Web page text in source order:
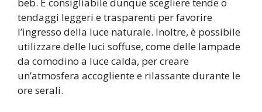
tendaggi leggeri e trasparenti per favorire
l’ingresso della luce naturale. Inoltre, è possibile
utilizzare delle luci soffuse, come delle lampade
da comodino a luce calda, per creare
un’atmosfera accogliente e rilassante durante le
ore serali.